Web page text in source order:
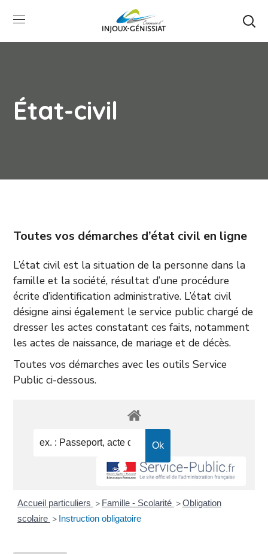
État-civil
Toutes vos démarches d’état civil en ligne
L’état civil est la situation de la personne dans la
famille et la société, résultat d’une procédure
écrite d’identification administrative. L’état civil
désigne ainsi également le service public chargé de
dresser les actes constatant ces faits, notamment
les actes de naissance, de mariage et de décès.
Toutes vos démarches avec les outils Service
Public ci-dessous.
Accueil particuliers > Famille - Scolarité >Obligation
scolaire > Instruction obligatoire